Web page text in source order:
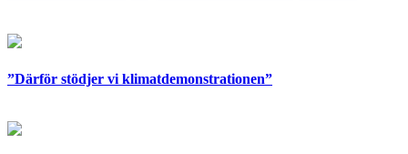
”Därför stödjer vi klimatdemonstrationen”